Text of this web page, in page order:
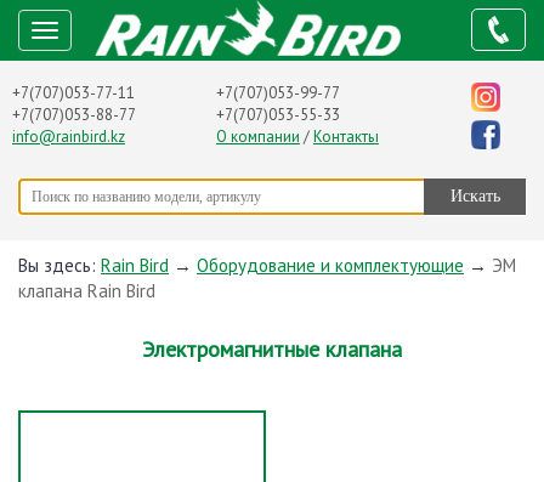
+7(707)053-77-11
+7(707)053-88-77
info@rainbird.kz
+7(707)053-99-77
+7(707)053-55-33
О компании /Контакты
Вы здесь: Rain Bird → Оборудование и комплектующие → ЭМ
клапана Rain Bird
Электромагнитные клапана